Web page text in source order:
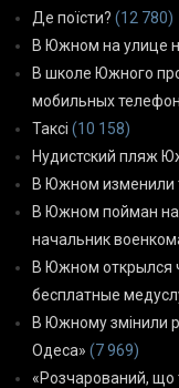
Де поїсти? (12 780)
В Южном на улице
В школе Южного
мобильных
Таксі (10 158)
Нудистский пляж
В Южном изменили
В Южном пойман на
начальник
В Южном открылся
бесплатные
В Южному змінили
Одеса» (7 969)
«Розчарований, що